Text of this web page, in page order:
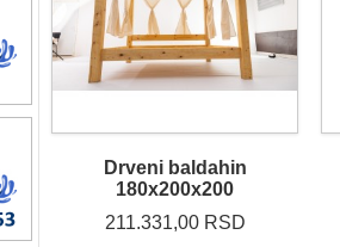
Drveni baldahin
180x200x200
211.331,00 RSD